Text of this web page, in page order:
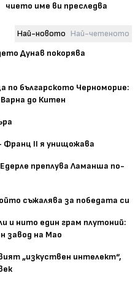
чието име ви преследва
Най-новото Най-четеното
Дунав покорява
по българското Черноморие:
до Китен
II я унищожава
преплува Ламанша по-
съжалява за победата си
и нито един грам плутоний:
завод на Мао
„изкуствен интелект“,